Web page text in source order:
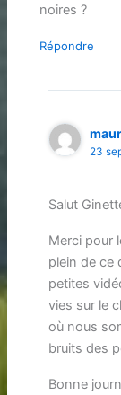
noires ?
Répondre
23
Salut
Merci pour
plein de ce
petites
vies sur le
où nous
bruits des
Bonne